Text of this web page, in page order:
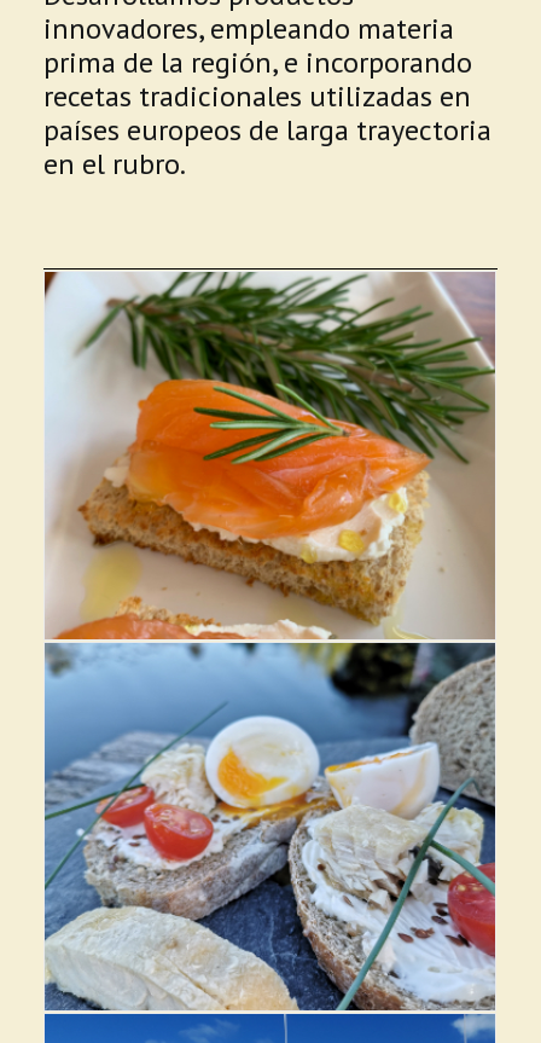
innovadores, empleando materia
prima de la región, e incorporando
recetas tradicionales utilizadas en
países europeos de larga trayectoria
en el rubro.